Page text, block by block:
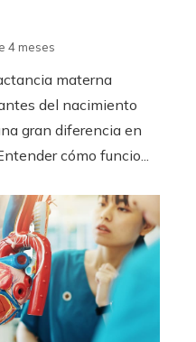
4 meses
materna
del nacimiento
gran diferencia en
cómo funcio...